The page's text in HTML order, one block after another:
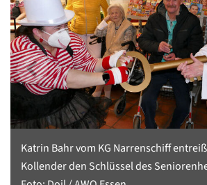
Katrin Bahr vom KG Narrenschiff
Kollender den Schlüssel des